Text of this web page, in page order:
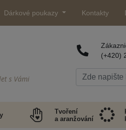
Dárkové poukazy Kontakty
s Vámi
(+420)
Tvoření
a aranžování